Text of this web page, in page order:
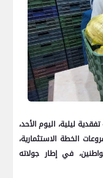
ليلية، اليوم الأحد،
الخطة الاستثمارية،
في إطار جولاته